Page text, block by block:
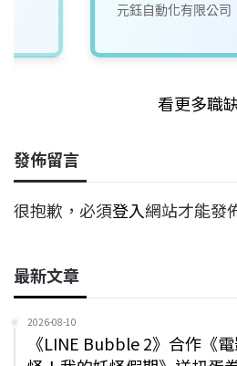
元鈺自動化有限公司
看更多職
發佈留言
很抱歉，必須登入網站才能發
最新文章
2026-08-10
《LINE Bubble 2》合作《